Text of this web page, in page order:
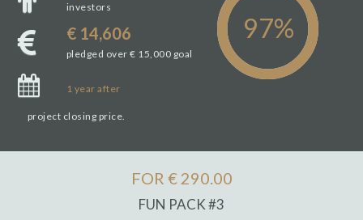
investors
€ 14,606
pledged over € 15,000 goal
1 year after
project closing price.
FOR € 290.00
FUN PACK #3